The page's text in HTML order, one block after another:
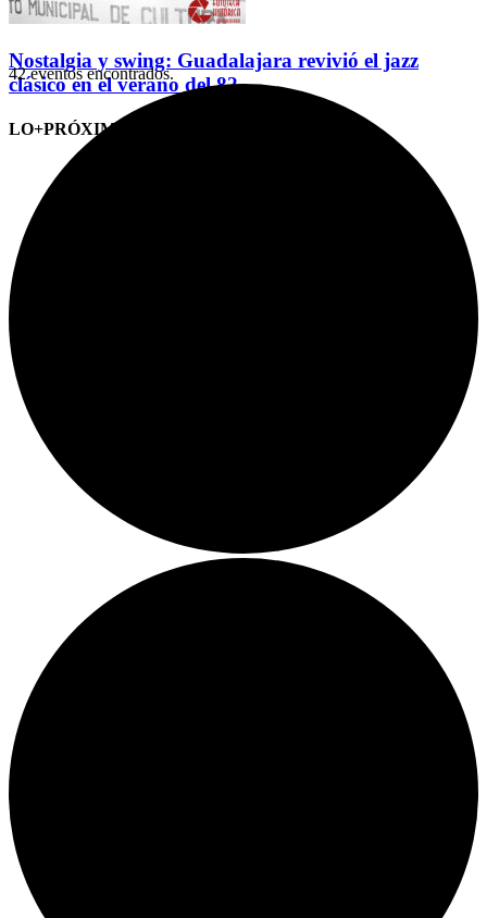
Nostalgia y swing: Guadalajara revivió el jazz
clásico en el verano del 82
LO+PRÓXIMO (CITAS)
42 eventos encontrados.